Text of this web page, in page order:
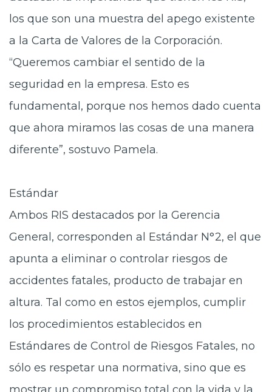
los que son una muestra del apego existente
a la Carta de Valores de la Corporación.
“Queremos cambiar el sentido de la
seguridad en la empresa. Esto es
fundamental, porque nos hemos dado cuenta
que ahora miramos las cosas de una manera
diferente”, sostuvo Pamela.
Estándar
Ambos RIS destacados por la Gerencia
General, corresponden al Estándar N°2, el que
apunta a eliminar o controlar riesgos de
accidentes fatales, producto de trabajar en
altura. Tal como en estos ejemplos, cumplir
los procedimientos establecidos en
Estándares de Control de Riesgos Fatales, no
sólo es respetar una normativa, sino que es